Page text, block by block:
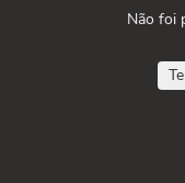
Não foi